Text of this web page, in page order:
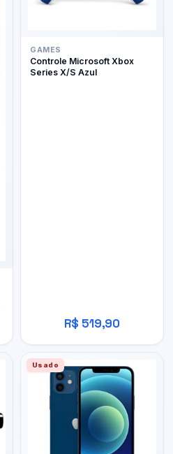
GAMES
Controle Microsoft Xbox
Series X/S Azul
R$ 519,90
Usado